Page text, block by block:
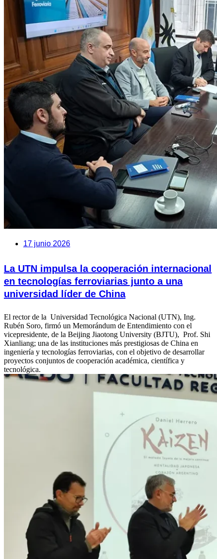
17 junio 2026
La UTN impulsa la cooperación internacional
en tecnologías ferroviarias junto a una
universidad líder de China
El rector de la Universidad Tecnológica Nacional (UTN), Ing.
Rubén Soro, firmó un Memorándum de Entendimiento con el
vicepresidente, de la Beijing Jiaotong University (BJTU), Prof. Shi
Xianliang; una de las instituciones más prestigiosas de China en
ingeniería y tecnologías ferroviarias, con el objetivo de desarrollar
proyectos conjuntos de cooperación académica, científica y
tecnológica.